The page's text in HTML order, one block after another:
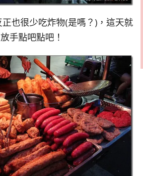
也很少吃炸物(是嗎？)，這天就
放手點吧點吧！